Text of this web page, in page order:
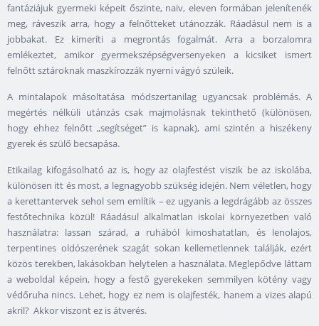
fantáziájuk gyermeki képeit őszinte, naiv, eleven formában jelenítenék
meg, ráveszik arra, hogy a felnőtteket utánozzák. Ráadásul nem is a
jobbakat. Ez kimeríti a megrontás fogalmát. Arra a borzalomra
emlékeztet, amikor gyermekszépségversenyeken a kicsiket ismert
felnőtt sztároknak maszkírozzák nyerni vágyó szüleik.
A mintalapok másoltatása módszertanilag ugyancsak problémás. A
megértés nélküli utánzás csak majmolásnak tekinthető (különösen,
hogy ehhez felnőtt „segítséget” is kapnak), ami szintén a hiszékeny
gyerek és szülő becsapása.
Etikailag kifogásolható az is, hogy az olajfestést viszik be az iskolába,
különösen itt és most, a legnagyobb szükség idején. Nem véletlen, hogy
a kerettantervek sehol sem említik – ez ugyanis a legdrágább az összes
festőtechnika közül! Ráadásul alkalmatlan iskolai környezetben való
használatra: lassan szárad, a ruhából kimoshatatlan, és lenolajos,
terpentines oldószerének szagát sokan kellemetlennek találják, ezért
közös terekben, lakásokban helytelen a használata. Meglepődve láttam
a weboldal képein, hogy a festő gyerekeken semmilyen kötény vagy
védőruha nincs. Lehet, hogy ez nem is olajfesték, hanem a vizes alapú
akril? Akkor viszont ez is átverés.